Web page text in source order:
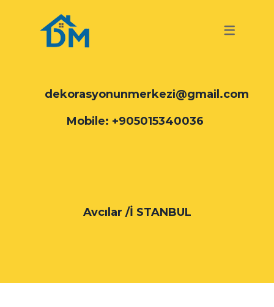
TURKISH
TURKISH
dekorasyonunmerkezi@gmail.com
Mobile: +905015340036
Avcılar /İ STANBUL